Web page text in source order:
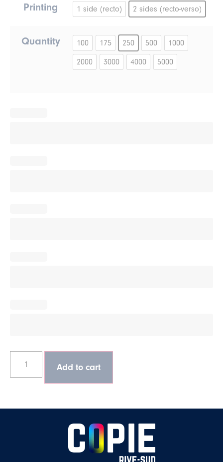
Printing 1 side (recto) 2 sides (recto-verso)
Quantity 100 175 250 500 1000
2000 3000 4000 5000
Add to cart